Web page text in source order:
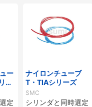
ー
ー
定
ナイロンチューブ
T・TIAシリーズ
SMC
シリンダと同時選定